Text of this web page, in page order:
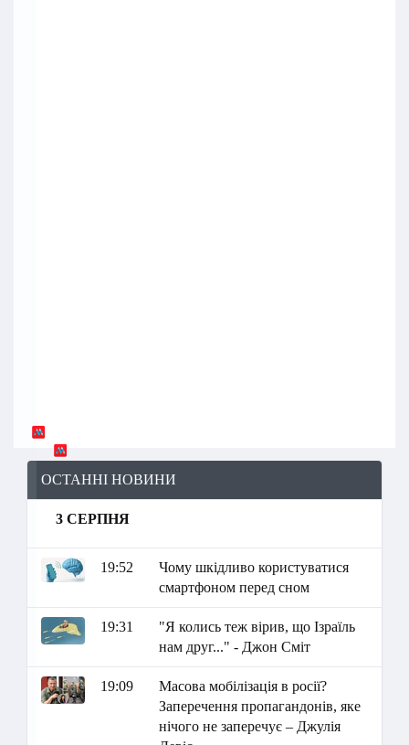
ОСТАННІ НОВИНИ
3 СЕРПНЯ
19:52
Чому шкідливо користуватися
смартфоном перед сном
19:31
"Я колись теж вірив, що Ізраїль
нам друг..." - Джон Сміт
19:09
Масова мобілізація в росії?
Заперечення пропагандонів, яке
нічого не заперечує – Джулія